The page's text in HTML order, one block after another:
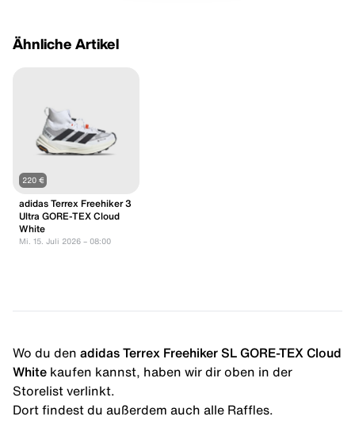
Ähnliche Artikel
220 €
adidas Terrex Freehiker 3
Ultra GORE-TEX Cloud
White
Mi. 15. Juli 2026 – 08:00
Wo du den adidas Terrex Freehiker SL GORE-TEX Cloud
White kaufen kannst, haben wir dir oben in der
Storelist verlinkt.
Dort findest du außerdem auch alle Raffles.